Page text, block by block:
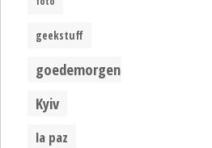
geekstuff
goedemorgen
Kyiv
la paz